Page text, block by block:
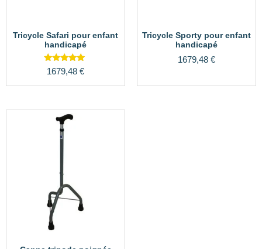
Tricycle Safari pour enfant
handicapé
Note
5.00
sur 5
1679,48 €
Tricycle Sporty pour enfant
handicapé
1679,48 €